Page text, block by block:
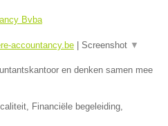
Bvba
accountancy.be Screenshot ▼
en denken samen mee
Financiële begeleiding,